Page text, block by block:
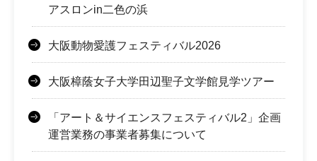
アスロンin二色の浜
大阪動物愛護フェスティバル2026
大阪樟蔭女子大学田辺聖子文学館見学ツアー
「アート＆サイエンスフェスティバル2」企画
運営業務の事業者募集について